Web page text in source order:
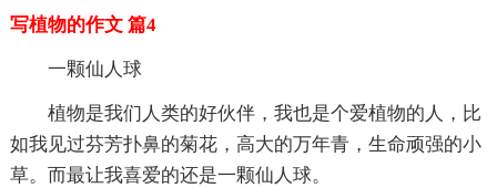
写植物的作文 篇4
一颗仙人球
植物是我们人类的好伙伴，我也是个爱植物的人，比
如我见过芬芳扑鼻的菊花，高大的万年青，生命顽强的小
草。而最让我喜爱的还是一颗仙人球。